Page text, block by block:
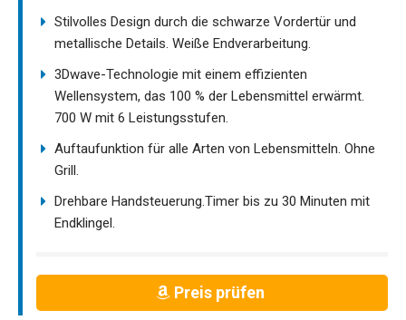
Stilvolles Design durch die schwarze Vordertür und
metallische Details. Weiße Endverarbeitung.
3Dwave-Technologie mit einem effizienten
Wellensystem, das 100 % der Lebensmittel erwärmt.
700 W mit 6 Leistungsstufen.
Auftaufunktion für alle Arten von Lebensmitteln. Ohne
Grill.
Drehbare Handsteuerung.Timer bis zu 30 Minuten mit
Endklingel.
Preis prüfen